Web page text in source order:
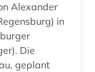
Alexander
in
Die
geplant